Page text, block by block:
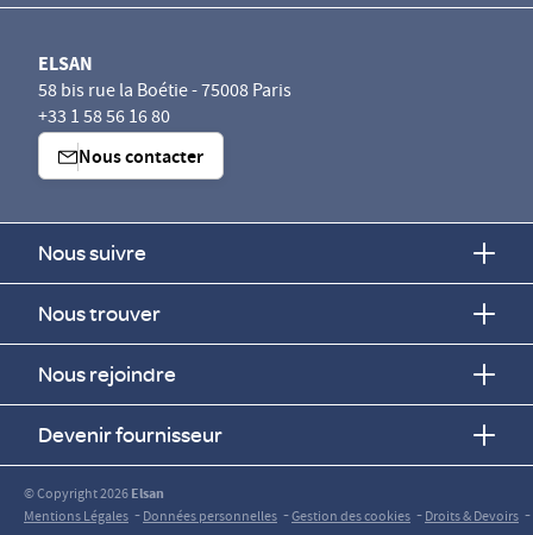
ELSAN
58 bis rue la Boétie - 75008 Paris
+33 1 58 56 16 80
Nous contacter
Nous suivre
Nous trouver
Nous rejoindre
Devenir fournisseur
© Copyright 2026Elsan
Mentions Légales -Données personnelles -Gestion des cookies -Droits & Devoirs -